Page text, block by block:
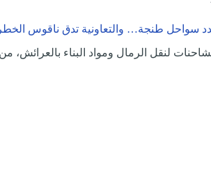
سواحل طنجة… والتعاونية تدق ناقوس
لنقل الرمال ومواد البناء بالعرائش،